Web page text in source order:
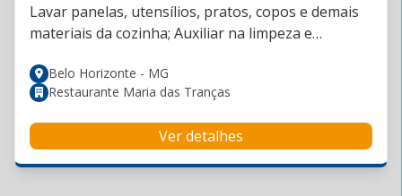
Lavar panelas, utensílios, pratos, copos e demais
materiais da cozinha; Auxiliar na limpeza e
Manter bancadas, equipamentos e ambientes
limpos e organizados; Auxiliar as cozinheiras no
pré-preparo de alimentos, quando solicitado;
Recolher e descartar resíduos corretamente; Zelar
pela higiene, organização e conservação dos
Belo Horizonte - MG
Restaurante Maria das Tranças
Ver detalhes